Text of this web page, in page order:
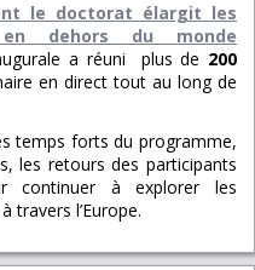
le doctorat élargit les
dehors du monde
a réuni plus de 200
en direct tout au long de
temps forts du programme,
les retours des participants
continuer à explorer les
travers l’Europe.